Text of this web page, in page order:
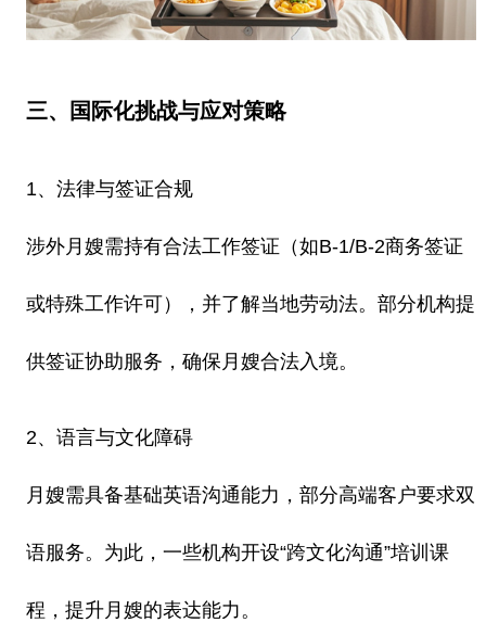
三、国际化挑战与应对策略
1、法律与签证合规
涉外月嫂需持有合法工作签证（如B-1/B-2商务签证
或特殊工作许可），并了解当地劳动法。部分机构提
供签证协助服务，确保月嫂合法入境。
2、语言与文化障碍
月嫂需具备基础英语沟通能力，部分高端客户要求双
语服务。为此，一些机构开设“跨文化沟通”培训课
程，提升月嫂的表达能力。